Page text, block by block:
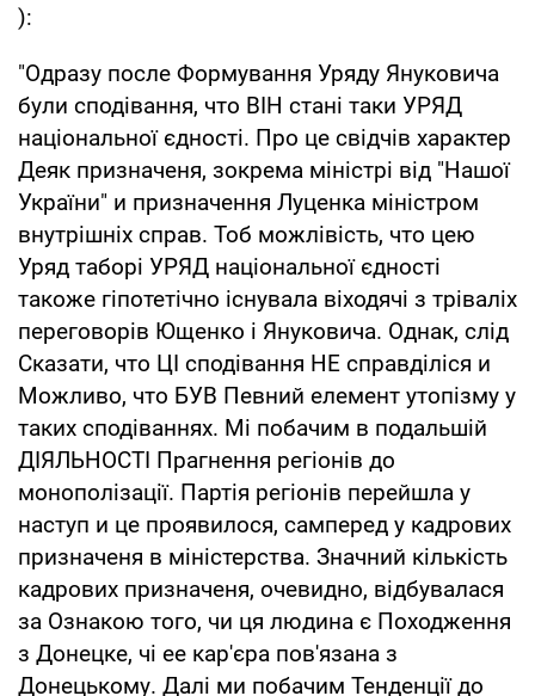
):
"Одразу после Формування Уряду Януковича
були сподівання, что ВІН стані таки УРЯД
національної єдності. Про це свідчів характер
Деяк призначеня, зокрема міністрі від "Нашої
України" и призначення Луценка міністром
внутрішніх справ. Тоб можлівість, что цею
Уряд таборі УРЯД національної єдності
такоже гіпотетічно існувала віходячі з тріваліх
переговорів Ющенко і Януковича. Однак, слід
Сказати, что ЦІ сподівання НЕ справділіся и
Можливо, что БУВ Певний елемент утопізму у
таких сподіваннях. Мі побачим в подальшій
ДІЯЛЬНОСТІ Прагнення регіонів до
монополізації. Партія регіонів перейшла у
наступ и це проявилося, самперед у кадрових
призначеня в міністерства. Значний кількість
кадрових призначеня, очевидно, відбувалася
за Ознакою того, чи ця людина є Походження
з Донецке, чі ее кар'єра пов'язана з
Донецькому. Далі ми побачим Тенденції до